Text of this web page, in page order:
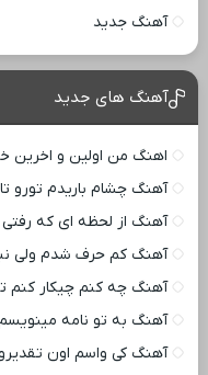
آهنگ جدید
آهنگ های جدید
اهنگ من اولین و اخرین
آهنگ چشام باریدم تورو
آهنگ از لحظه ای که رفتی
آهنگ کم حرف شدم ولی
آهنگ چه کنم چیکار کنم
آهنگ به تو نامه
آهنگ کی واسم اون